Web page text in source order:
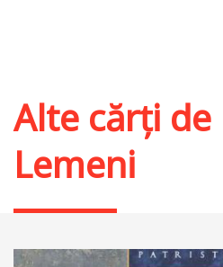
Alte cărți de
Lemeni